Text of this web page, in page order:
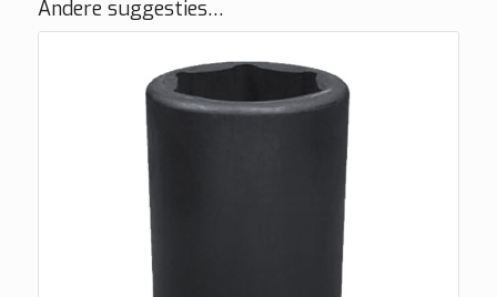
Andere suggesties…